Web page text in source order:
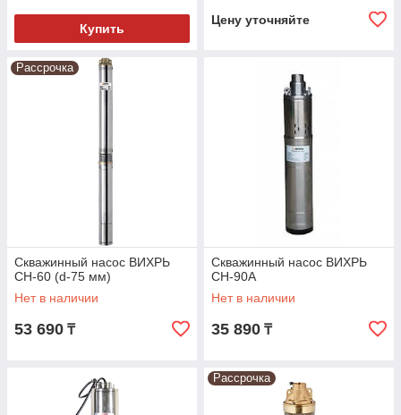
Купить
Цену уточняйте
Рассрочка
Скважинный насос ВИХРЬ
СН-60 (d-75 мм)
Нет в наличии
53 690 ₸
Скважинный насос ВИХРЬ
СН-90А
Нет в наличии
35 890 ₸
Рассрочка